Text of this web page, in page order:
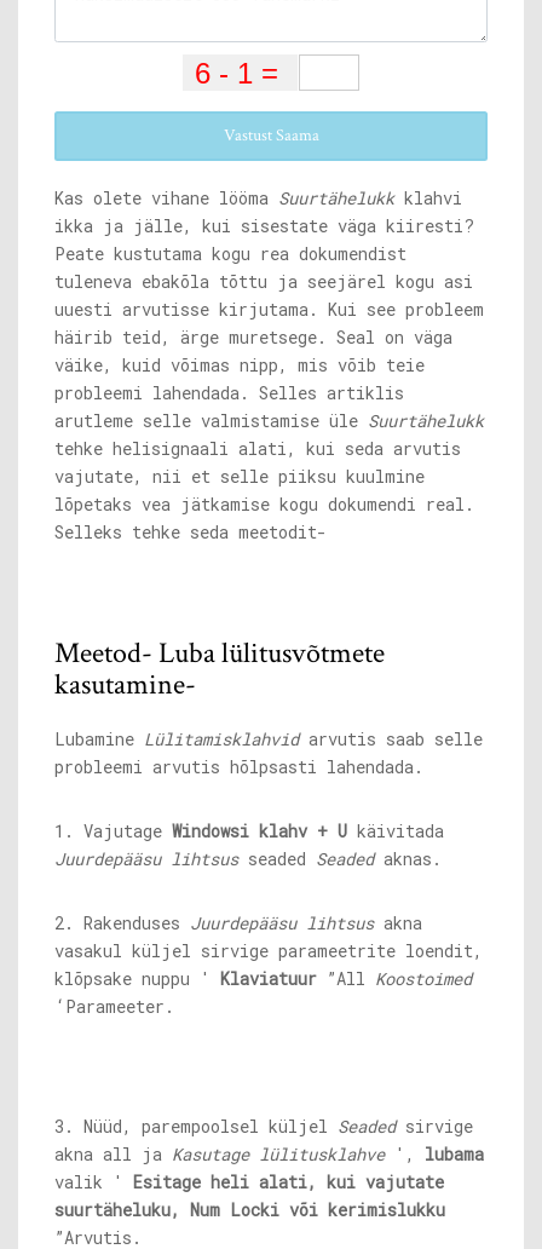
Vastust Saama
Kas olete vihane lööma Suurtähelukkklahvi
ikka ja jälle, kui sisestate väga kiiresti?
Peate kustutama kogu rea dokumendist
tuleneva ebakõla tõttu ja seejärel kogu asi
uuesti arvutisse kirjutama. Kui see probleem
häirib teid, ärge muretsege. Seal on väga
väike, kuid võimas nipp, mis võib teie
probleemi lahendada. Selles artiklis
arutleme selle valmistamise üle Suurtähelukk
tehke helisignaali alati, kui seda arvutis
vajutate, nii et selle piiksu kuulmine
lõpetaks vea jätkamise kogu dokumendi real.
Selleks tehke seda meetodit-
Meetod- Luba lülitusvõtmete
kasutamine-
Lubamine Lülitamisklahvidarvutis saab selle
probleemi arvutis hõlpsasti lahendada.
1. Vajutage Windowsi klahv + U käivitada
Juurdepääsu lihtsusseaded Seadedaknas.
2. Rakenduses Juurdepääsu lihtsusakna
vasakul küljel sirvige parameetrite loendit,
klõpsake nuppu ' Klaviatuur ”All Koostoimed
‘Parameeter.
3. Nüüd, parempoolsel küljel Seadedsirvige
akna all ja Kasutage lülitusklahve', lubama
valik ' Esitage heli alati, kui vajutate
suurtäheluku, Num Locki või kerimislukku
”Arvutis.